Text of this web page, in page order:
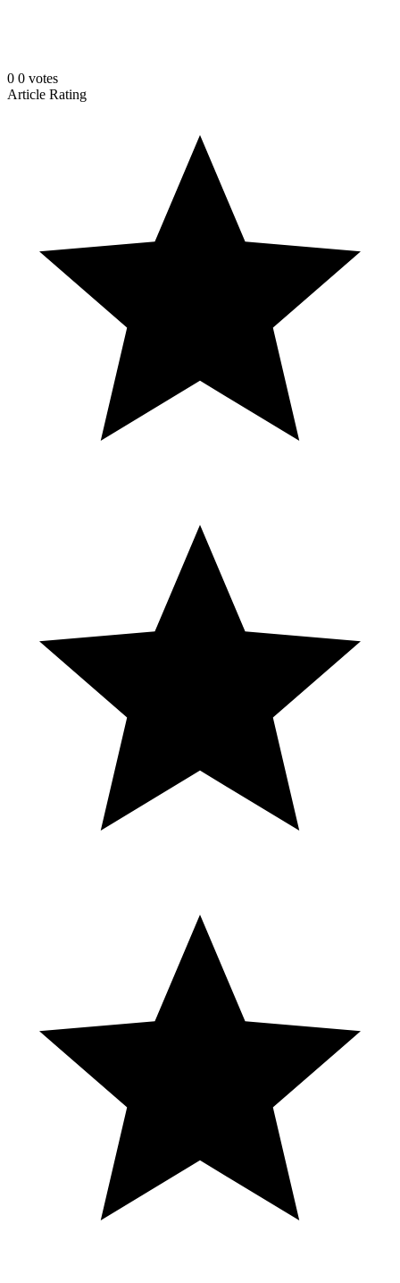
0 0 votes
Article Rating